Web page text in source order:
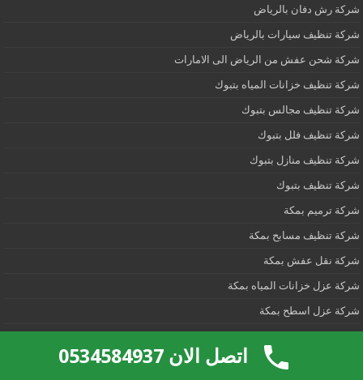
شركة رش دفان بالرياض
شركة تنظيف سيارات بالرياض
شركة شحن عفش من الرياض الى الامارات
شركة تنظيف خزانات المياه بتبوك
شركة تنظيف مجالس بتبوك
شركة تنظيف فلل بتبوك
شركة تنظيف منازل بتبوك
شركة تنظيف بتبوك
شركة ترميم بمكة
شركة تنظيف مسابح بمكة
شركة نقل عفش بمكة
شركة عزل خزانات المياه بمكة
شركة عزل اسطح بمكة
شركة تسليك مجارى بمكة
شركة نقل اثاث من الرياض الى الاحساء
اتصل الان 0534584937